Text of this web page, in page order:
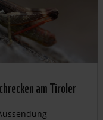
am Tiroler